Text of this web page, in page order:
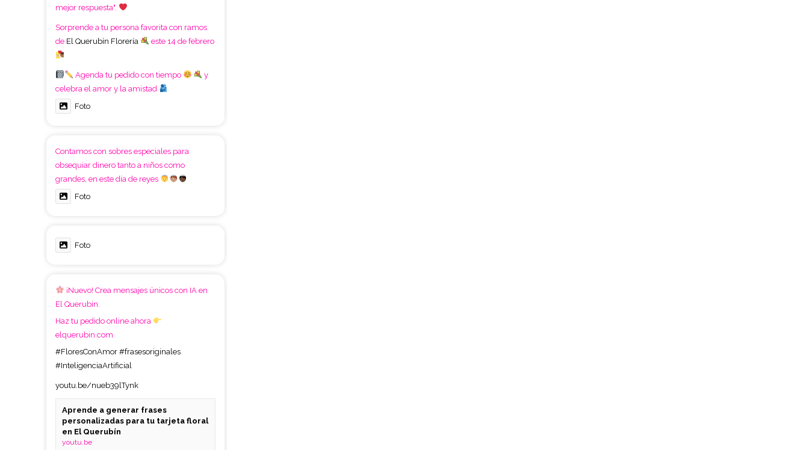
mejor respuesta".
Sorprende a tu persona favorita con ramos
de El Querubín Florería este 14 de febrero
Agenda tu pedido con tiempo
y
celebra el amor y la amistad
Foto
Contamos con sobres especiales para
obsequiar dinero tanto a niños como
grandes, en este día de reyes
Foto
Foto
¡Nuevo! Crea mensajes únicos con IA en
El Querubín.
Haz tu pedido online ahora
elquerubin.com
#FloresConAmor #frasesoriginales
#InteligenciaArtificial
youtu.be/nueb39lTynk
Aprende a generar frases
personalizadas para tu tarjeta floral
en El Querubín
youtu.be